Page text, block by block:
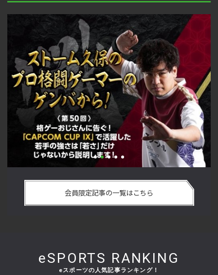
の強さは 「若さ」だけじゃないから説明します！【ストーム
久保のプロ格闘ゲーマーのゲンバから！ 第50回】
会員限定記事の一覧はこちら
eSPORTS RANKING
eスポーツの人気記事ランキング！